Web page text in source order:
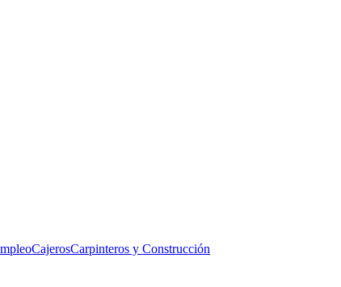
CajerosCarpinteros y Construcción